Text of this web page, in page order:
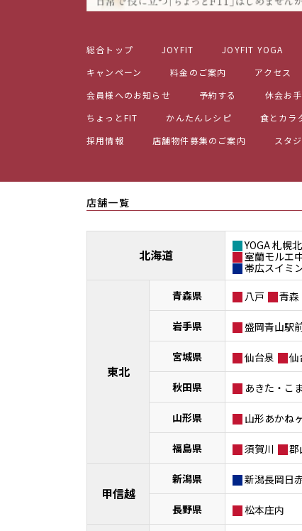
総合トップ JOYFIT JOYFIT YOGA
キャンペーン
料金のご案内 アクセス
会員様へのお知らせ
予約する 休会お
ちょっとFIT
かんたんレシピ 食とカラ
採用情報
店舗物件募集のご案内 スタ
店舗一覧
北海道
YOGA 札幌
室蘭モルエ
帯広スイミ
東北
青森県 八戸 青森
岩手県 盛岡青山駅
宮城県 仙台泉 仙
秋田県 あきた・こ
山形県 山形あかね
福島県 須賀川 郡
甲信越
新潟県 新潟長岡日
長野県 松本庄内